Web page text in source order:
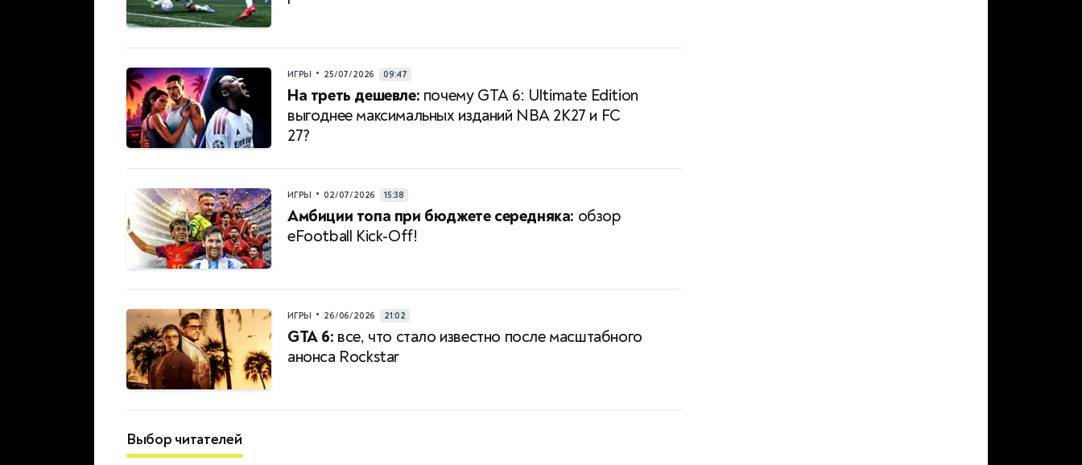
ИГРЫ • 25/07/2026 09:47
На треть дешевле: почему GTA 6: Ultimate Edition
выгоднее максимальных изданий NBA 2K27 и FC
27?
ИГРЫ • 02/07/2026 15:38
Амбиции топа при бюджете середняка: обзор
eFootball Kick-Off!
ИГРЫ • 26/06/2026 21:02
GTA 6: все, что стало известно после масштабного
анонса Rockstar
Выбор читателей